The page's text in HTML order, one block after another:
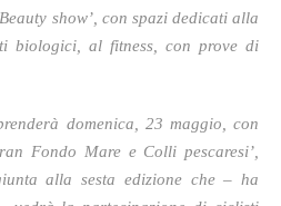
show’, con spazi dedicati alla
biologici, al fitness, con prove di
domenica, 23 maggio, con
Fondo Mare e Colli pescaresi’,
alla sesta edizione che – ha